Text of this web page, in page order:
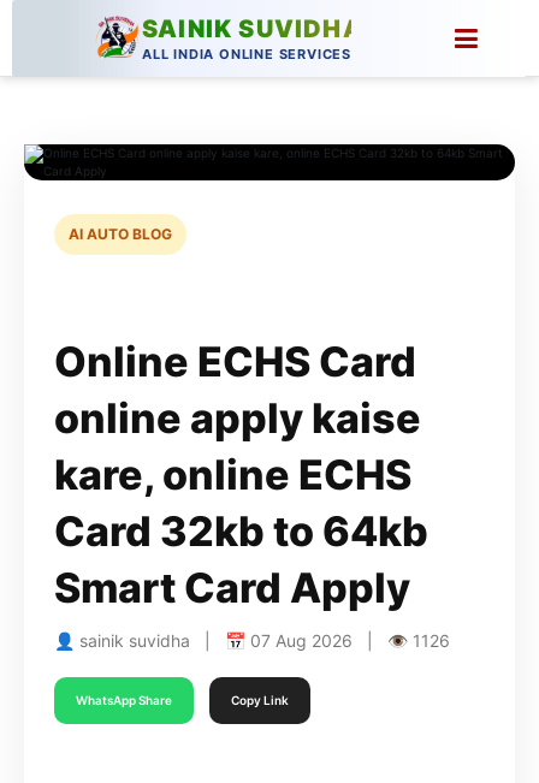
SAINIK SUVIDHA
ALL INDIA ONLINE SERVICES
AI AUTO BLOG
Online ECHS Card
online apply kaise
kare, online ECHS
Card 32kb to 64kb
Smart Card Apply
👤 sainik suvidha | 📅 07 Aug 2026 | 👁 1126
WhatsApp Share Copy Link